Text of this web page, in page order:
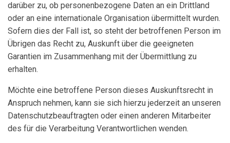
darüber zu, ob personenbezogene Daten an ein Drittland
oder an eine internationale Organisation übermittelt wurden.
Sofern dies der Fall ist, so steht der betroffenen Person im
Übrigen das Recht zu, Auskunft über die geeigneten
Garantien im Zusammenhang mit der Übermittlung zu
erhalten.
Möchte eine betroffene Person dieses Auskunftsrecht in
Anspruch nehmen, kann sie sich hierzu jederzeit an unseren
Datenschutzbeauftragten oder einen anderen Mitarbeiter
des für die Verarbeitung Verantwortlichen wenden.